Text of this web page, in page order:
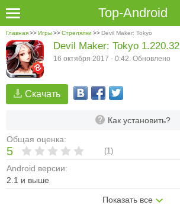
Top-Android
Главная>>Игры>>Стрелялки >> Devil Maker: Tokyo
Скачать
Как установить?
Общая оценка:
5 (1)
Android версии:
2.1 и выше
Показать все
Devil Maker: Tokyo 1.220.32
16 октября 2017 - 0:42. Обновлено